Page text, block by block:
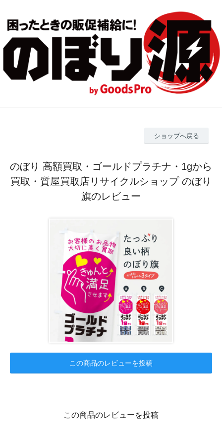
ショップへ戻る
のぼり 高額買取・ゴールドプラチナ・1gから
買取・質屋買取店リサイクルショップ のぼり
旗のレビュー
この商品のレビューを投稿
この商品のレビューを投稿